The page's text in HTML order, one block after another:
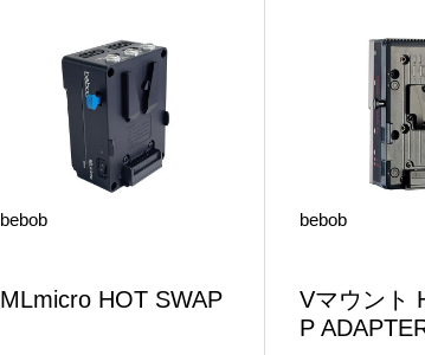
bebob
MLmicro HOT SWAP
bebob
Vマウント
P